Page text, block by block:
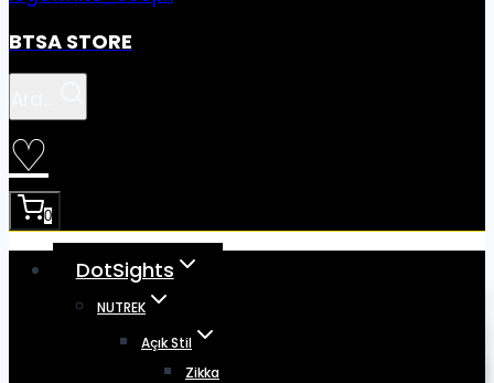
BTSA STORE
♡
0
DotSights
NUTREK
Açık Stil
Zikka